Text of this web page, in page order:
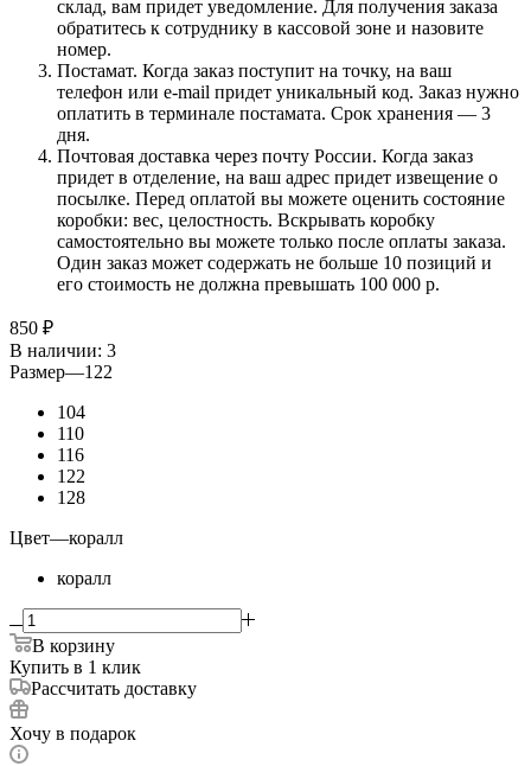
склад, вам придет уведомление. Для получения заказа
обратитесь к сотруднику в кассовой зоне и назовите
номер.
Постамат. Когда заказ поступит на точку, на ваш
телефон или e-mail придет уникальный код. Заказ нужно
оплатить в терминале постамата. Срок хранения — 3
дня.
Почтовая доставка через почту России. Когда заказ
придет в отделение, на ваш адрес придет извещение о
посылке. Перед оплатой вы можете оценить состояние
коробки: вес, целостность. Вскрывать коробку
самостоятельно вы можете только после оплаты заказа.
Один заказ может содержать не больше 10 позиций и
его стоимость не должна превышать 100 000 р.
850 ₽
В наличии: 3
Размер—122
104
110
116
122
128
Цвет—коралл
коралл
В корзину
Купить в 1 клик
Рассчитать доставку
Хочу в подарок